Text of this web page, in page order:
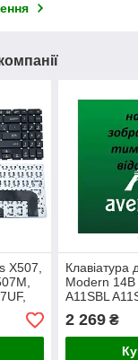
X507,
Клавіатура
Modern 14B
A11SBL
B14 B15
1551 MS-
(RU Gray з
2 269₴